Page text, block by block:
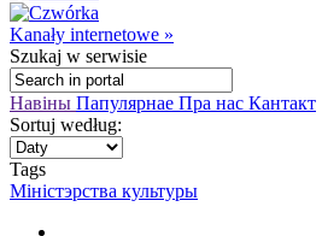
Kanały internetowe »
Szukaj w serwisie
Навіны Папулярнае Пра нас Кантакт
Sortuj według:
Tags
Міністэрства культуры